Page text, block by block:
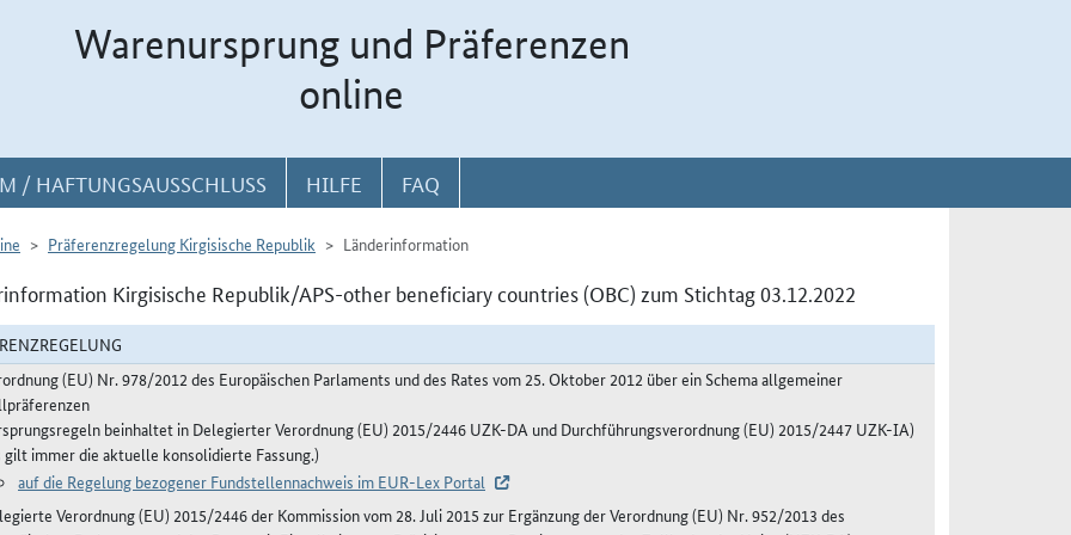
Warenursprung und Präferenzen
online
/ HAFTUNGSAUSSCHLUSS HILFE FAQ
Präferenzregelung Kirgisische Republik Länderinformation
Kirgisische Republik/APS-other beneficiary countries (OBC) zum Stichtag 03.12.2022
(EU) Nr. 978/2012 des Europäischen Parlaments und des Rates vom 25. Oktober 2012 über ein Schema allgemeiner
beinhaltet in Delegierter Verordnung (EU) 2015/2446 UZK-DA und Durchführungsverordnung (EU) 2015/2447 UZK-IA)
gilt immer die aktuelle konsolidierte Fassung.)
auf die Regelung bezogener Fundstellennachweis im EUR-Lex Portal
Verordnung (EU) 2015/2446 der Kommission vom 28. Juli 2015 zur Ergänzung der Verordnung (EU) Nr. 952/2013 des